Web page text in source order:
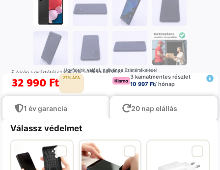
A kép a gyártótól származik, csak illustráció
Ügyfeleinkvalódi,nyilvánosüzletértékelései
32 990 Ft 27% ÁFA
3 kamatmentes részlet
10 997 Ft/ hónap
1 év garancia 20 nap elállás
Válassz védelmet